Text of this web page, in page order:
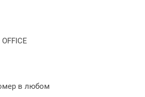
в любом
расширении географии
и контакт-центры, отделы продаж
России: